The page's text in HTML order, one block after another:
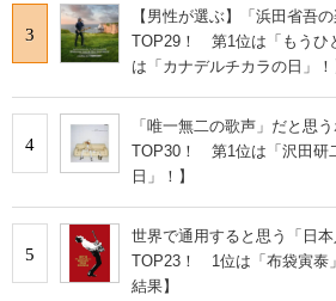
3
【男性が選ぶ】「浜田省吾
TOP29！ 第1位は「もうひ
は「カナデルチカラの日」！
4
「唯一無二の歌声」だと思
TOP30！ 第1位は「沢田研
日」！】
5
世界で通用すると思う「日
TOP23！ 1位は「布袋寅泰
結果】